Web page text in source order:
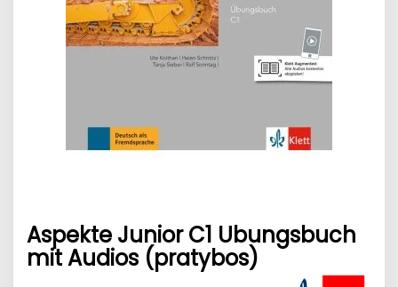
Aspekte Junior C1 Ubungsbuch
mit Audios (pratybos)